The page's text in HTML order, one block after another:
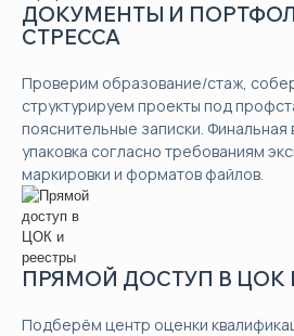
ДОКУМЕНТЫ И
СТРЕССА
Проверим образование/стаж,
структурируем проекты под
пояснительные записки. Финальная
упаковка согласно требованиям
маркировки и форматов файлов.
ПРЯМОЙ ДОСТУП В ЦОК
Подберём центр оценки